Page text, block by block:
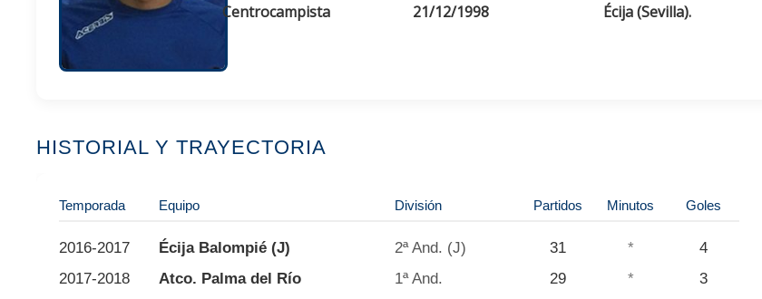
Centrocampista 21/12/1998 Écija (Sevilla).
HISTORIAL Y TRAYECTORIA
Temporada
2016-2017
2017-2018
Equipo
Écija Balompié (J)
Atco. Palma del Río
División
2ª And. (J)
1ª And.
Partidos
31
29
Minutos
*
*
Goles
4
3